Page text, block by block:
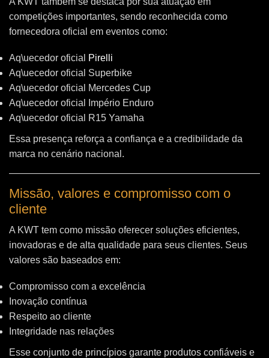
competições importantes, sendo reconhecida como
fornecedora oficial em eventos como:
Aq\uecedor oficial
Pirelli
Aq\uecedor oficial Superbike
Aq\uecedor oficial Mercedes Cup
Aq\uecedor oficial Império Enduro
Aq\uecedor oficial R15 Yamaha
Essa presença reforça a confiança e a credibilidade da
marca no cenário nacional.
Missão, valores e compromisso com o
cliente
A KWT tem como missão oferecer soluções eficientes,
inovadoras e de alta qualidade para seus clientes. Seus
valores são baseados em:
Compromisso com a excelência
Inovação contínua
Respeito ao cliente
Integridade nas relações
Esse conjunto de princípios garante produtos confiáveis e